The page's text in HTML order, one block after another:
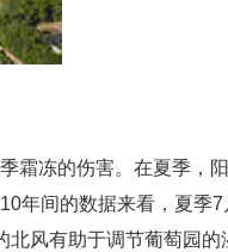
霜冻的伤害。在夏季，
年间的数据来看，夏季
风有助于调节葡萄园的